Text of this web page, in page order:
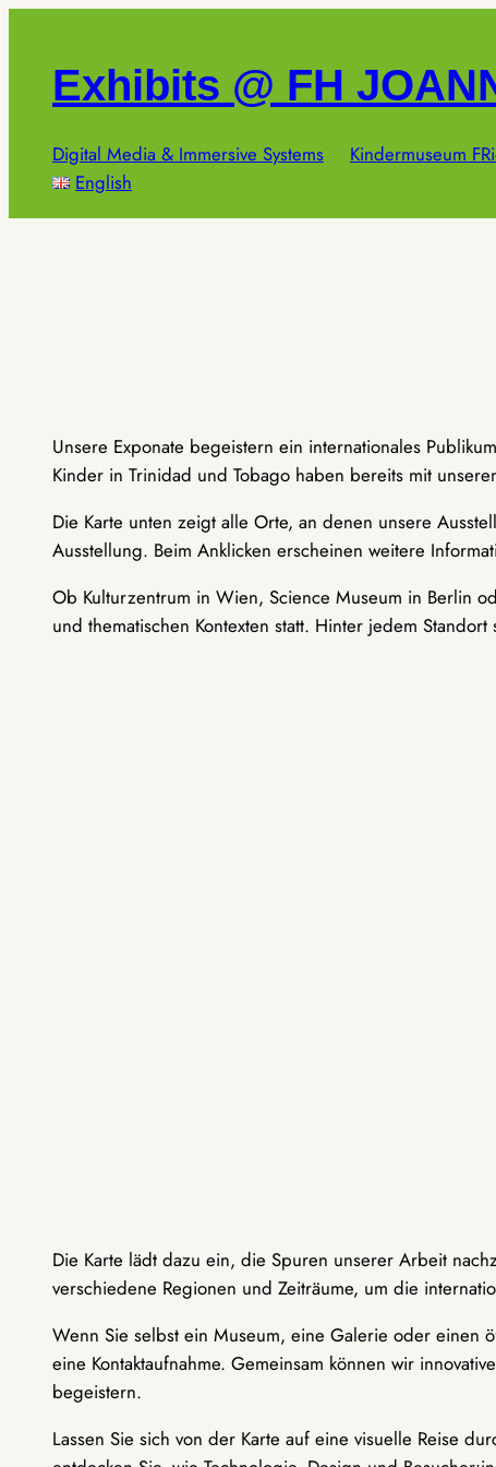
springenExhibits @ FH
Digital Media & Immersive Systems Kindermuseum
English
Unsere Exponate begeistern ein internationales
Kinder in Trinidad und Tobago haben bereits mit
Die Karte unten zeigt alle Orte, an denen unsere
Ausstellung. Beim Anklicken erscheinen weitere
Ob Kulturzentrum in Wien, Science Museum in Berlin
und thematischen Kontexten statt. Hinter jedem
Die Karte lädt dazu ein, die Spuren unserer Arbeit
verschiedene Regionen und Zeiträume, um die
Wenn Sie selbst ein Museum, eine Galerie oder einen
eine Kontaktaufnahme. Gemeinsam können wir
begeistern.
Lassen Sie sich von der Karte auf eine visuelle Reise